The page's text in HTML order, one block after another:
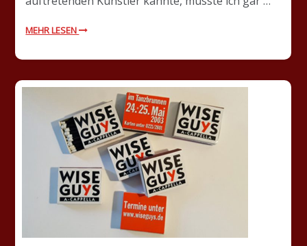
MEHR LESEN